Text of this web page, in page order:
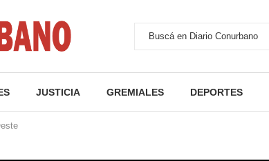
JUSTICIA GREMIALES DEPORTES